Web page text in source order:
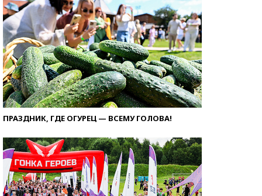
ПРАЗДНИК, ГДЕ ОГУРЕЦ — ВСЕМУ ГОЛОВА!